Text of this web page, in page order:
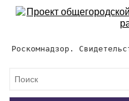
Роскомнадзор.